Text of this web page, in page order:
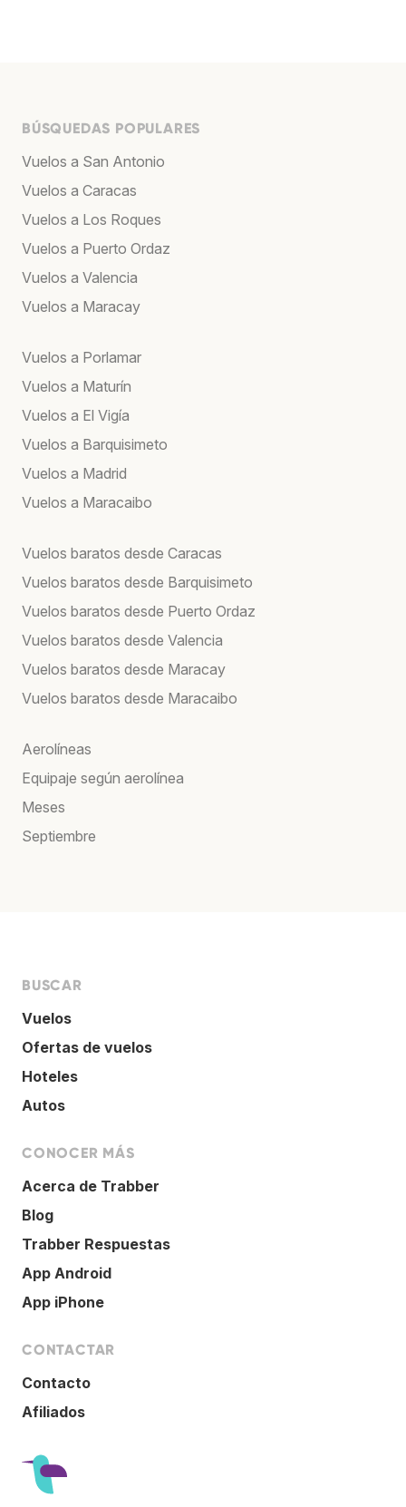
BÚSQUEDAS POPULARES
Vuelos a San Antonio
Vuelos a Caracas
Vuelos a Los Roques
Vuelos a Puerto Ordaz
Vuelos a Valencia
Vuelos a Maracay
Vuelos a Porlamar
Vuelos a Maturín
Vuelos a El Vigía
Vuelos a Barquisimeto
Vuelos a Madrid
Vuelos a Maracaibo
Vuelos baratos desde Caracas
Vuelos baratos desde Barquisimeto
Vuelos baratos desde Puerto Ordaz
Vuelos baratos desde Valencia
Vuelos baratos desde Maracay
Vuelos baratos desde Maracaibo
Aerolíneas
Equipaje según aerolínea
Meses
Septiembre
BUSCAR
Vuelos
Ofertas de vuelos
Hoteles
Autos
CONOCER MÁS
Acerca de Trabber
Blog
Trabber Respuestas
App Android
App iPhone
CONTACTAR
Contacto
Afiliados